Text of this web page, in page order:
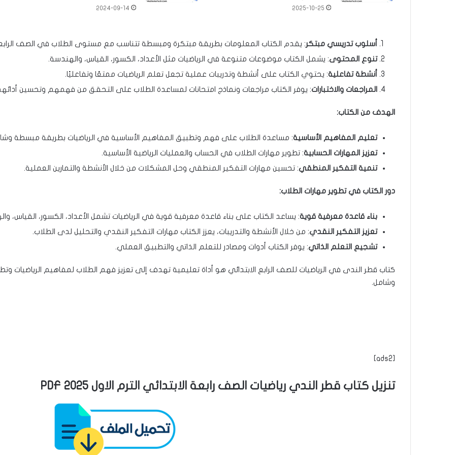
2025-10-25
2024-09-14
أسلوب تدريسي مبتكر: يقدم الكتاب المعلومات بطريقة مبتكرة ومبسطة تتناسب مع مستوى الطلاب في الصف
تنوع المحتوى: يشمل الكتاب موضوعات متنوعة في الرياضيات مثل الأعداد، الكسور، القياس، والهندسة.
أنشطة تفاعلية: يحتوي الكتاب على أنشطة وتدريبات عملية تجعل تعلم الرياضيات ممتعًا وتفاعليًا.
المراجعات والاختبارات: يوفر الكتاب مراجعات ونماذج امتحانات لمساعدة الطلاب على التحقق من فهمهم وتحسين
الهدف من الكتاب:
تعليم المفاهيم الأساسية: مساعدة الطلاب على فهم وتطبيق المفاهيم الأساسية في الرياضيات بطريقة مبسطة
تعزيز المهارات الحسابية: تطوير مهارات الطلاب في الحساب والعمليات الرياضية الأساسية.
تنمية التفكير المنطقي: تحسين مهارات التفكير المنطقي وحل المشكلات من خلال الأنشطة والتمارين العملية.
دور الكتاب في تطوير مهارات الطلاب:
بناء قاعدة معرفية قوية: يساعد الكتاب على بناء قاعدة معرفية قوية في الرياضيات تشمل الأعداد، الكسور، القياس،
تعزيز التفكير النقدي: من خلال الأنشطة والتدريبات، يعزز الكتاب مهارات التفكير النقدي والتحليل لدى الطلاب.
تشجيع التعلم الذاتي: يوفر الكتاب أدوات ومصادر للتعلم الذاتي والتطبيق العملي.
كتاب قطر الندى في الرياضيات للصف الرابع الابتدائي هو أداة تعليمية تهدف إلى تعزيز فهم الطلاب لمفاهيم الرياضيات
وشامل.
[ads2]
تنزيل كتاب قطر الندي رياضيات الصف رابعة الابتدائي الترم الاول 2025 PDF